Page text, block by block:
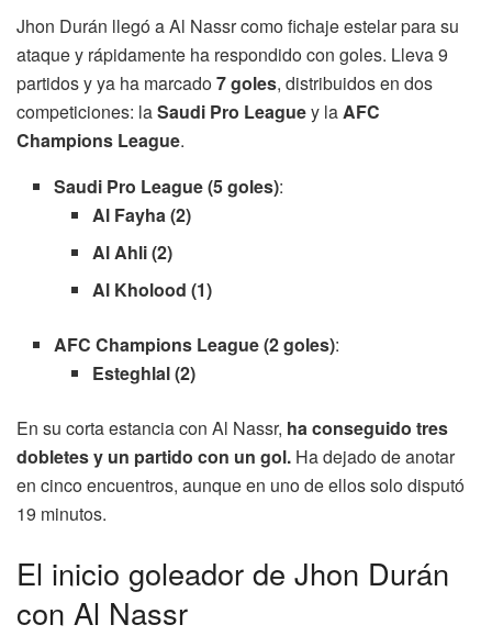
Jhon Durán llegó a Al Nassr como fichaje estelar para su
ataque y rápidamente ha respondido con goles. Lleva 9
partidos y ya ha marcado7 goles, distribuidos en dos
competiciones: laSaudi Pro Leaguey laAFC
Champions League.
Saudi Pro League (5 goles):
Al Fayha (2)
Al Ahli (2)
Al Kholood (1)
AFC Champions League (2 goles):
Esteghlal (2)
En su corta estancia con Al Nassr, ha conseguido tres
dobletes y un partido con un gol. Ha dejado de anotar
en cinco encuentros, aunque en uno de ellos solo disputó
19 minutos.
El inicio goleador de Jhon Durán
con Al Nassr